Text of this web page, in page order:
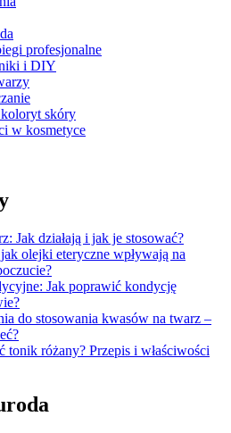
profesjonalne
i DIY
skóry
w kosmetyce
Jak działają i jak je stosować?
olejki eteryczne wpływają na
Jak poprawić kondycję
do stosowania kwasów na twarz –
tonik różany? Przepis i właściwości